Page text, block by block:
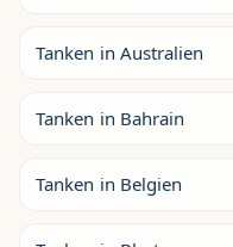
Tanken in Australien
Tanken in Bahrain
Tanken in Belgien